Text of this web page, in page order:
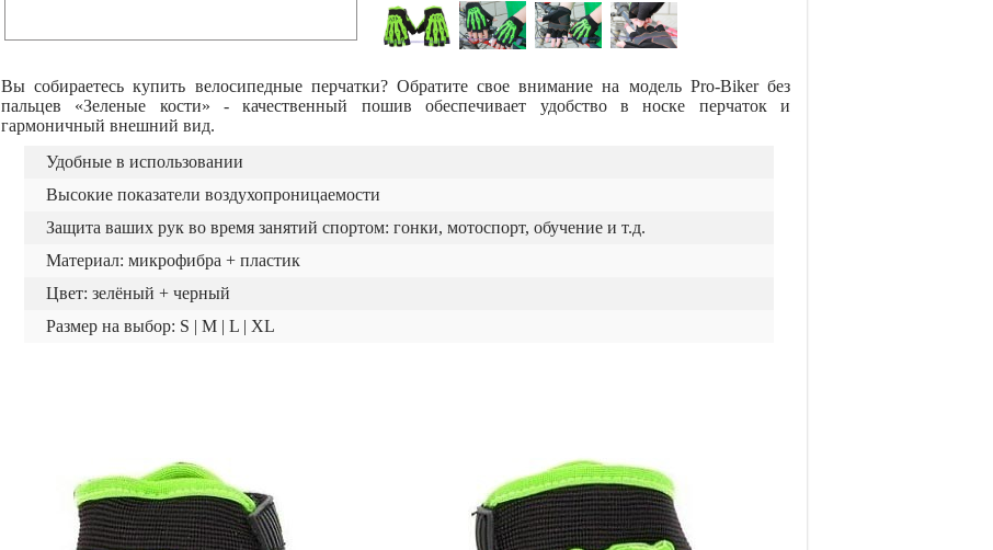
Вы собираетесь купить велосипедные перчатки? Обратите свое внимание на модель Pro-Biker без
пальцев «Зеленые кости» - качественный пошив обеспечивает удобство в носке перчаток и
гармоничный внешний вид.
Удобныe в использовании
Высокие показатели воздухопроницаемости
Защита ваших рук во время занятий спортом: гонки, мотоспорт, обучение и т.д.
Материал: микрофибра + пластик
Цвет: зелёный + черный
Размер на выбор: S | M | L | XL